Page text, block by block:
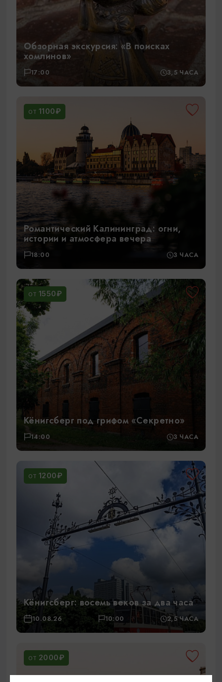
Обзорная экскурсия: «В поисках
хомлинов»
17:00 3,5 ЧАСА
ОТ 1100₽
Романтический Калининград: огни,
истории и атмосфера вечера
18:00 3 ЧАСА
ОТ 1550₽
Кёнигсберг под грифом «Секретно»
14:00 3 ЧАСА
ОТ 1200₽
Кёнигсберг: восемь веков за два часа
10.08.26 10:00 2,5 ЧАСА
ОТ 2000₽